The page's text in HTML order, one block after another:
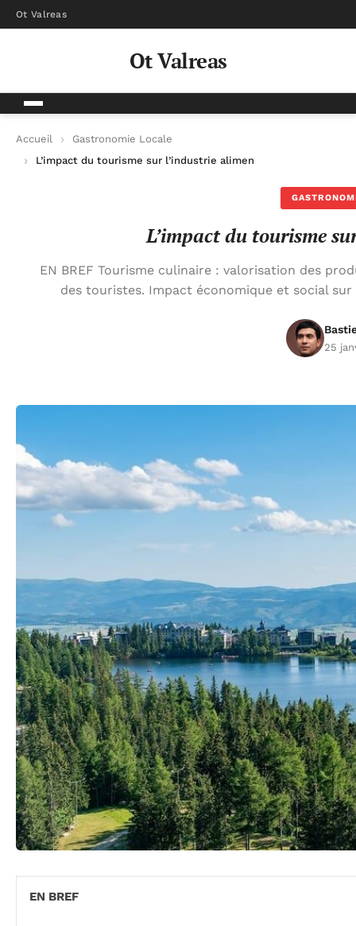
Ot Valreas
Ot Valreas
Accueil
Gastronomie Locale
L’impact du tourisme sur l’industrie alimentaire
L’impact du tourisme
EN BREF Tourisme culinaire : valorisation des
des touristes. Impact économique et social
25
EN BREF